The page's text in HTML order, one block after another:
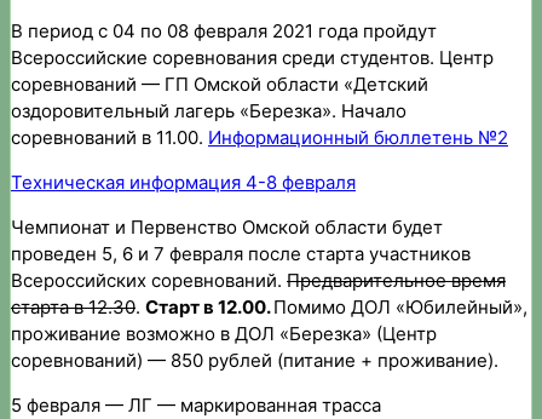
В период с 04 по 08 февраля 2021 года пройдут
Всероссийские соревнования среди студентов. Центр
соревнований — ГП Омской области «Детский
оздоровительный лагерь «Березка». Начало
соревнований в 11.00. Информационный бюллетень №2
Техническая информация 4-8 февраля
Чемпионат и Первенство Омской области будет
проведен 5, 6 и 7 февраля после старта участников
Всероссийских соревнований. Предварительное время
старта в 12.30. Старт в 12.00.Помимо ДОЛ «Юбилейный»,
проживание возможно в ДОЛ «Березка» (Центр
соревнований) — 850 рублей (питание + проживание).
5 февраля — ЛГ — маркированная трасса